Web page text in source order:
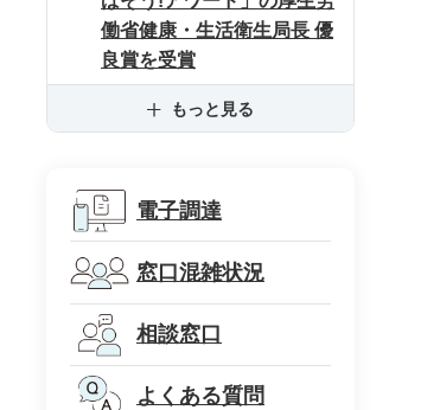
働省健康・生活衛生局長 優
良賞を受賞
もっと見る
電子調達
窓口混雑状況
相談窓口
よくある質問